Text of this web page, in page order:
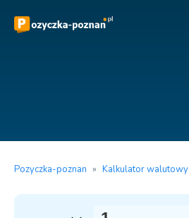
Pozyczka-poznan » Kalkulator walutowy